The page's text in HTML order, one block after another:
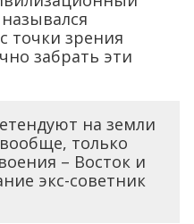
точки зрения
забрать эти
на земли
только
– Восток и
экс-советник